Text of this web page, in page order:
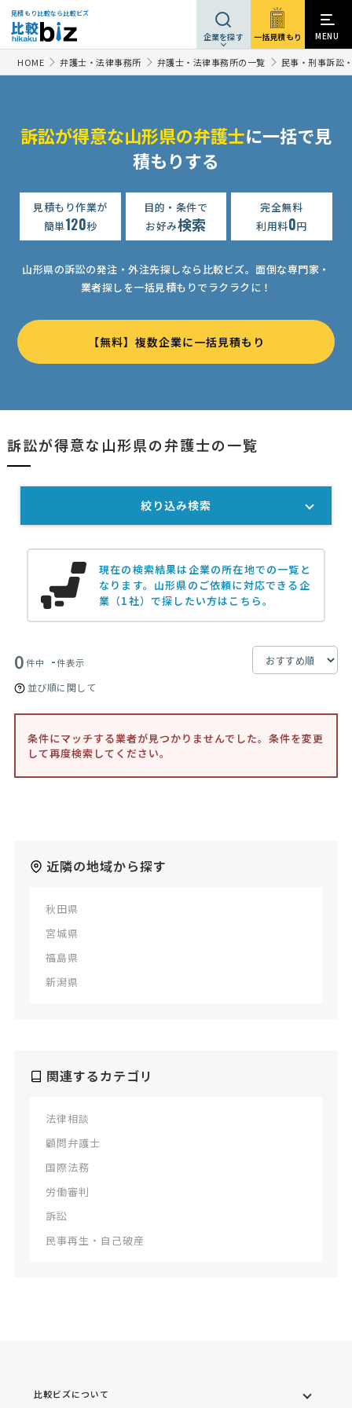
見積もり比較なら比較ビズ
企業を探す 一括見積もり MENU
HOME 弁護士・法律事務所 弁護士・法律事務所の一覧 民事・刑事訴訟
訴訟が得意な山形県の弁護士に一括で見
積もりする
見積もり作業が
簡単120秒
目的・条件で
お好み検索
完全無料
利用料0円
山形県の訴訟の発注・外注先探しなら比較ビズ。 面倒な専門家・
業者探しを一括見積もりでラクラクに！
【無料】複数企業に一括見積もり
訴訟が得意な山形県の弁護士の一覧
現在の検索結果は企業の所在地での一覧と
なります。 山形県のご依頼に対応できる企
業（1社）で探したい方はこちら。
0件中 -件表示
並び順に関して
条件にマッチする業者が見つかりませんでした。条件を変更
して再度検索してください。
近隣の地域から探す
秋田県
宮城県
福島県
新潟県
関連するカテゴリ
法律相談
顧問弁護士
国際法務
労働審判
訴訟
民事再生・自己破産
絞り込み検索
比較ビズについて